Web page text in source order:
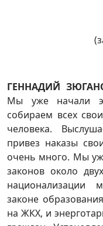
ГЕННАДИЙ
Мы уже начали
собираем всех
человека.
привез наказы
очень много. Мы
законов около
национализации
законе
на ЖКХ, и